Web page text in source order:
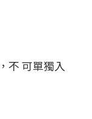
不 可單獨入